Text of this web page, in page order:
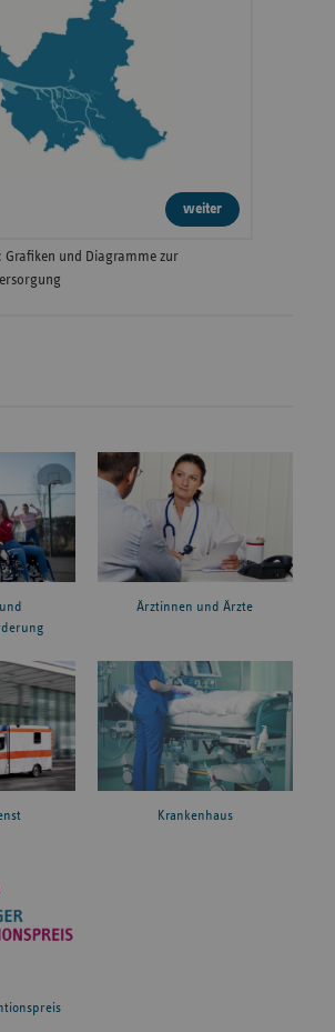
weiter
Grafiken und Diagramme zur
Ärztinnen und Ärzte
Krankenhaus